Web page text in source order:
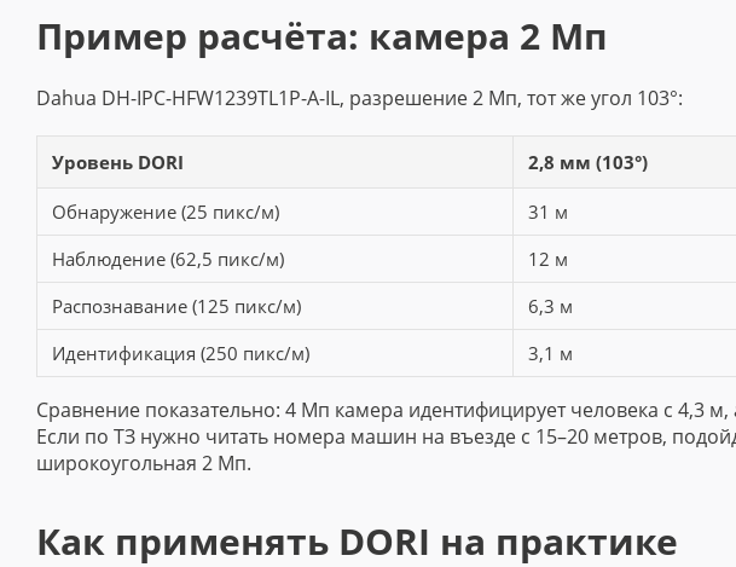
Пример расчёта: камера 2 Мп
Dahua DH-IPC-HFW1239TL1P-A-IL, разрешение 2 Мп, тот же угол 103°:
Уровень DORI 2,8 мм (103°)
Обнаружение (25 пикс/м) 31 м
Наблюдение (62,5 пикс/м)
12 м
Распознавание (125 пикс/м)
6,3 м
Идентификация (250 пикс/м)
3,1 м
Сравнение показательно: 4 Мп камера идентифицирует человека с 4,3
Если по ТЗ нужно читать номера машин на въезде с 15–20 метров,
широкоугольная 2 Мп.
Как применять DORI на практике